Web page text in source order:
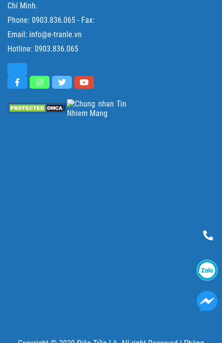
Chí Minh.
Phone: 0903.836.065 - Fax:
Email: info@e-tranle.vn
Hotline: 0903.836.065